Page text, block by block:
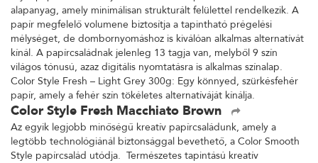
alapanyag, amely minimálisan strukturált felülettel rendelkezik. A
papír megfelelő volumene biztosítja a tapintható prégelési
mélységet, de dombornyomáshoz is kiválóan alkalmas alternatívát
kínál. A papírcsaládnak jelenleg 13 tagja van, melyből 9 szín
világos tónusú, azaz digitális nyomtatásra is alkalmas színalap.
Color Style Fresh – Light Grey 300g: Egy könnyed, szürkésfehér
papír, amely a fehér szín tökéletes alternatíváját kínálja.
Color Style Fresh Macchiato Brown
Az egyik legjobb minőségű kreatív papírcsaládunk, amely a
legtöbb technológiánál biztonsággal bevethető, a Color Smooth
Style papírcsalád utódja. Természetes tapintású kreatív